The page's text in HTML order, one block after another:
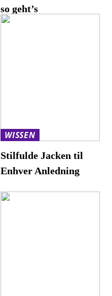
so geht’s
WISSEN
Stilfulde Jacken til
Enhver Anledning